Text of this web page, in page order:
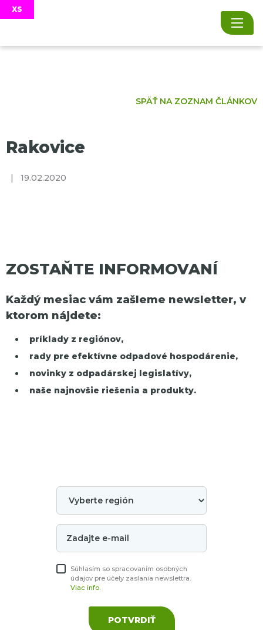
SPÄŤ NA ZOZNAM ČLÁNKOV
Rakovice
19.02.2020
ZOSTAŇTE INFORMOVANÍ
Každý mesiac vám zašleme newsletter, v
ktorom nájdete:
príklady z regiónov,
rady pre efektívne odpadové hospodárenie,
novinky z odpadárskej legislatívy,
naše najnovšie riešenia a produkty.
Súhlasím so spracovaním osobných
údajov pre účely zaslania newslettra.
Viac info.
POTVRDIŤ